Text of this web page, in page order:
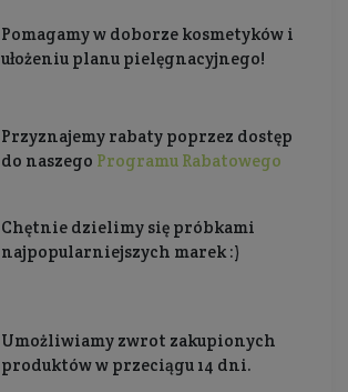
Pomagamy w doborze kosmetyków i
ułożeniu planu pielęgnacyjnego!
Przyznajemy rabaty poprzez dostęp
do naszego Programu Rabatowego
Chętnie dzielimy się próbkami
najpopularniejszych marek :)
Umożliwiamy zwrot zakupionych
produktów w przeciągu 14 dni.